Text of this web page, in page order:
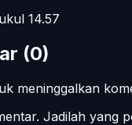
14.57
(0)
meninggalkan
Jadilah yang